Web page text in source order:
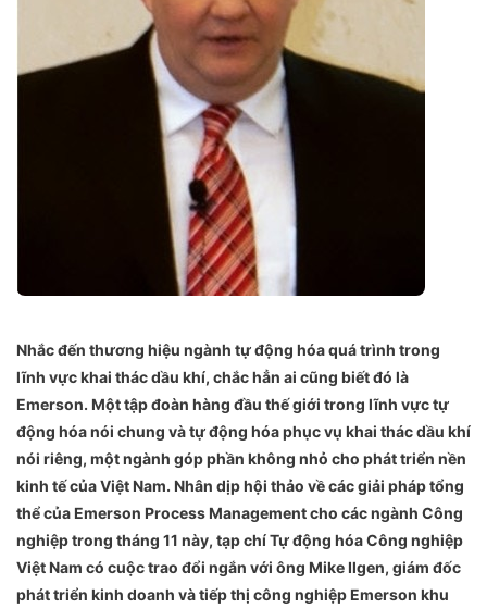
Nhắc đến thương hiệu ngành tự động hóa quá trình trong
lĩnh vực khai thác dầu khí, chắc hẳn ai cũng biết đó là
Emerson. Một tập đoàn hàng đầu thế giới trong lĩnh vực tự
động hóa nói chung và tự động hóa phục vụ khai thác dầu khí
nói riêng, một ngành góp phần không nhỏ cho phát triển nền
kinh tế của Việt Nam. Nhân dịp hội thảo về các giải pháp tổng
thể của Emerson Process Management cho các ngành Công
nghiệp trong tháng 11 này, tạp chí Tự động hóa Công nghiệp
Việt Nam có cuộc trao đổi ngắn với ông Mike Ilgen, giám đốc
phát triển kinh doanh và tiếp thị công nghiệp Emerson khu